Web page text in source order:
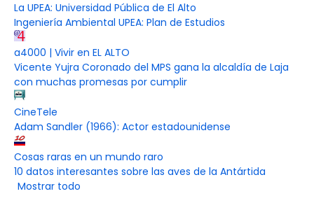
La UPEA: Universidad Pública de El Alto
Ingeniería Ambiental UPEA: Plan de Estudios
a4000 | Vivir en EL ALTO
Vicente Yujra Coronado del MPS gana la alcaldía de Laja
con muchas promesas por cumplir
CineTele
Adam Sandler (1966): Actor estadounidense
Cosas raras en un mundo raro
10 datos interesantes sobre las aves de la Antártida
Mostrar todo